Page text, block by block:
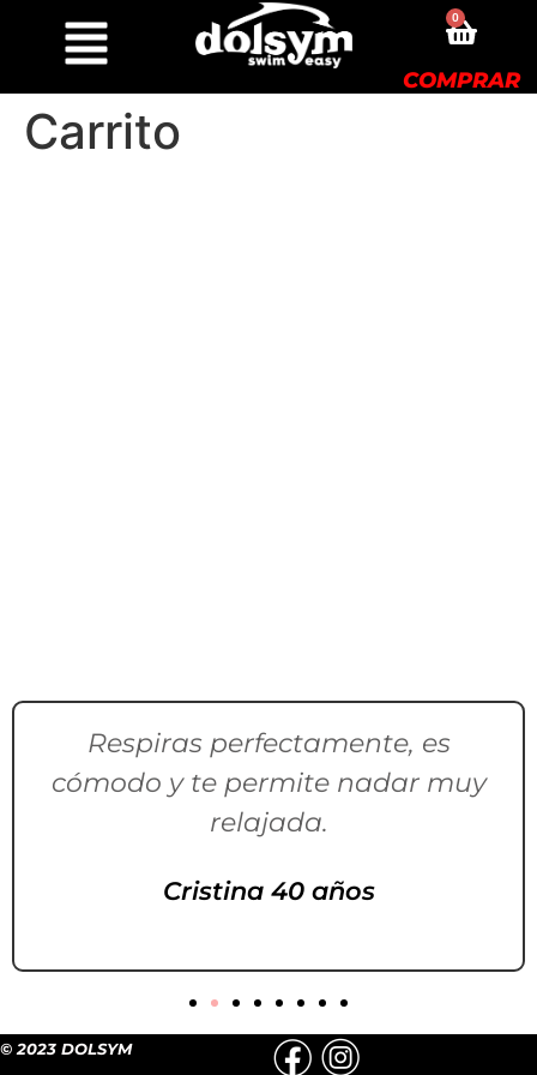
0
COMPRAR
Carrito
Respiras perfectamente, es
cómodo y te permite nadar muy
relajada.
Cristina 40 años
© 2023 DOLSYM